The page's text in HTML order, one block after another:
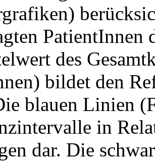
PatientInnen
des
bildet den
blauen Linien
in
dar. Die